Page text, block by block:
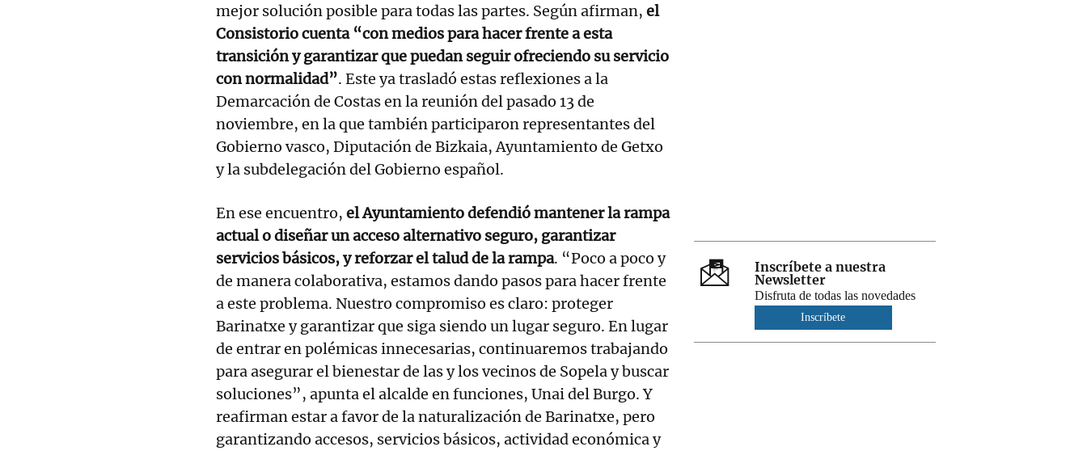
mejor solución posible para todas las partes. Según afirman, el
Consistorio cuenta “con medios para hacer frente a esta
transición y garantizar que puedan seguir ofreciendo su servicio
con normalidad”. Este ya trasladó estas reflexiones a la
Demarcación de Costas en la reunión del pasado 13 de
noviembre, en la que también participaron representantes del
Gobierno vasco, Diputación de Bizkaia, Ayuntamiento de Getxo
y la subdelegación del Gobierno español.
En ese encuentro, el Ayuntamiento defendió mantener la rampa
actual o diseñar un acceso alternativo seguro, garantizar
servicios básicos, y reforzar el talud de la rampa. “Poco a poco y
de manera colaborativa, estamos dando pasos para hacer frente
a este problema. Nuestro compromiso es claro: proteger
Barinatxe y garantizar que siga siendo un lugar seguro. En lugar
de entrar en polémicas innecesarias, continuaremos trabajando
para asegurar el bienestar de las y los vecinos de Sopela y buscar
soluciones”, apunta el alcalde en funciones, Unai del Burgo. Y
reafirman estar a favor de la naturalización de Barinatxe, pero
garantizando accesos, servicios básicos, actividad económica y
Inscríbete a nuestra
Newsletter
Disfruta de todas las novedades
Inscríbete